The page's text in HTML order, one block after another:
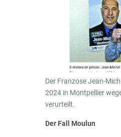
Der Franzose Jean-
2024 in Montpellier
verurteilt.
Der Fall Moulun